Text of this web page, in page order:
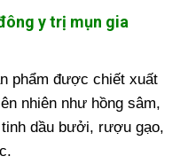
y trị mụn gia
phẩm được chiết xuất
nhiên như hồng sâm,
dầu bưởi, rượu gạo,